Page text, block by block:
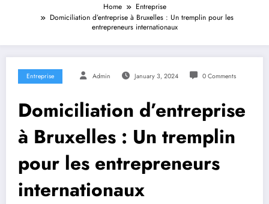
Home
Entreprise
Domiciliation d’entreprise à Bruxelles : Un tremplin pour les
entrepreneurs internationaux
Entreprise Admin January 3, 2024 0 Comments
Domiciliation d’entreprise
à Bruxelles : Un tremplin
pour les entrepreneurs
internationaux